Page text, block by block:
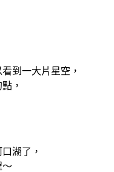
到一大片星空，
，
湖了，
～